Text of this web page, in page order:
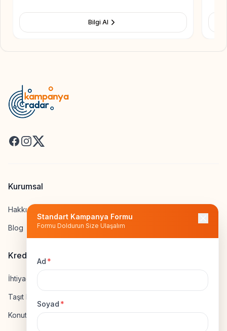
Bilgi Al
Standart Kampanya Formu
Formu Doldurun Size Ulaşalım
Ad *
Soyad *
Facebook
Instagram
X
Kurumsal
Hakkımızda
Blog
Kredi Hesapla
İhtiyaç Kredisi Hesapla
Taşıt Kredisi Hesapla
Konut Kredisi Hesapla